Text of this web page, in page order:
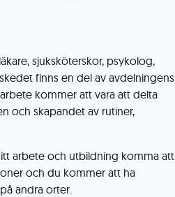
sjuksköterskor, psykolog,
finns en del av avdelningens
kommer att vara att delta
och skapandet av rutiner,
arbete och utbildning komma att
och du kommer att ha
andra orter.